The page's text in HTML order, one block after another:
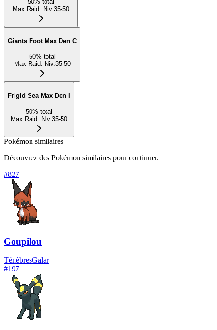
50% total
Max Raid: Niv.35-50
Giants Foot Max Den C
50% total
Max Raid: Niv.35-50
Frigid Sea Max Den I
50% total
Max Raid: Niv.35-50
Pokémon similaires
Découvrez des Pokémon similaires pour continuer.
#827
Goupilou
TénèbresGalar
#197